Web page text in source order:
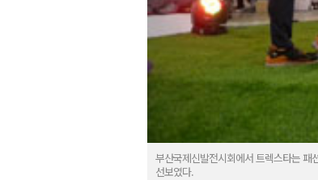
부산국제신발전시회에서 트렉스타는
선보였다.